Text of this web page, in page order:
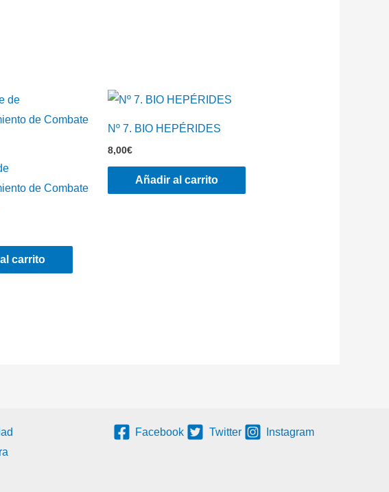
de Combate
carrito
Nº 7. BIO HEPÉRIDES
8,00€
Añadir al carrito
Facebook Twitter Instagram